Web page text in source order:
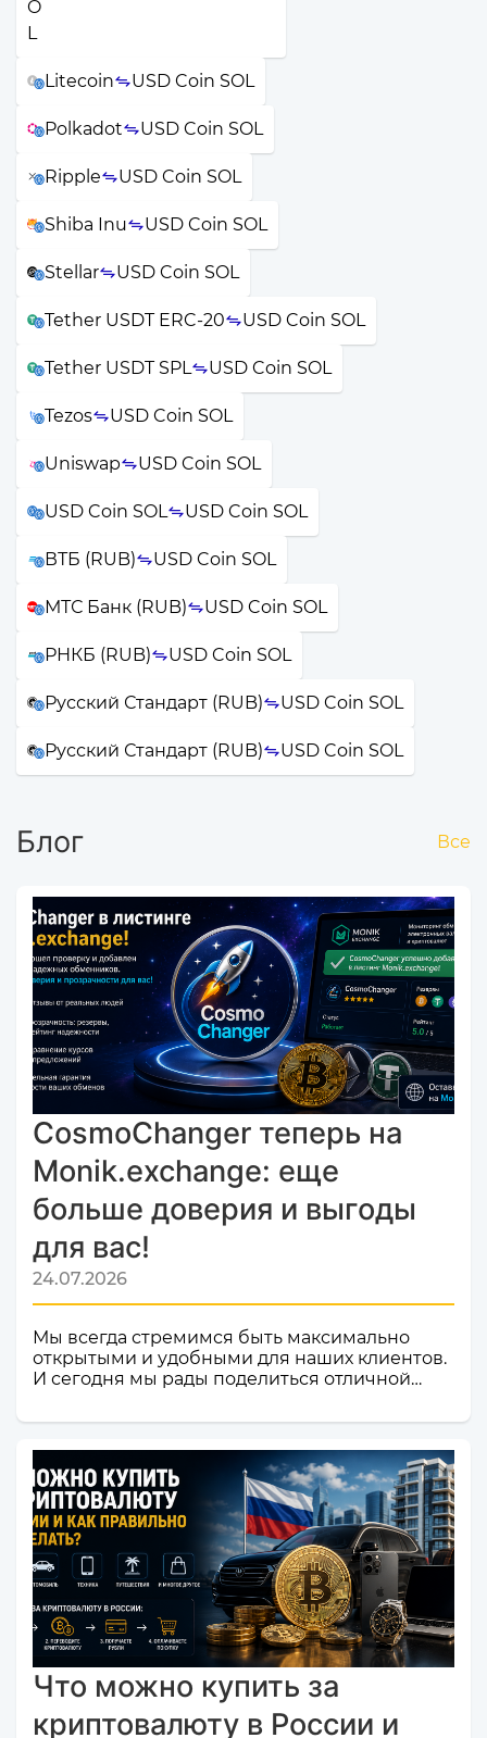
Litecoin USD Coin SOL
Polkadot USD Coin SOL
Ripple USD Coin SOL
Shiba Inu USD Coin SOL
Stellar USD Coin SOL
Tether USDT ERC-20 USD Coin SOL
Tether USDT SPL USD Coin SOL
Tezos USD Coin SOL
Uniswap USD Coin SOL
USD Coin SOL USD Coin SOL
ВТБ (RUB) USD Coin SOL
МТС Банк (RUB) USD Coin SOL
РНКБ (RUB) USD Coin SOL
Русский Стандарт (RUB) USD Coin SOL
Русский Стандарт (RUB) USD Coin SOL
Блог Все
CosmoChanger теперь на
Monik.exchange: еще
больше доверия и выгоды
для вас!
24.07.2026
Мы всегда стремимся быть максимально
открытыми и удобными для наших клиентов.
И сегодня мы рады поделиться отличной
валют и криптовалют CosmoChanger
официально добавлен в листинг
мониторинга обменников
Monik.exchange.Что это значит для вас?
Только плюсы! Мы делаем всё, чтобы каждый
ваш обмен был быстрым, безопасным и
комфортным.Почему это важное событие?
Попадание в список надежных платформ на
Monik.exchange — это знак каче...
Что можно купить за
криптовалюту в России и